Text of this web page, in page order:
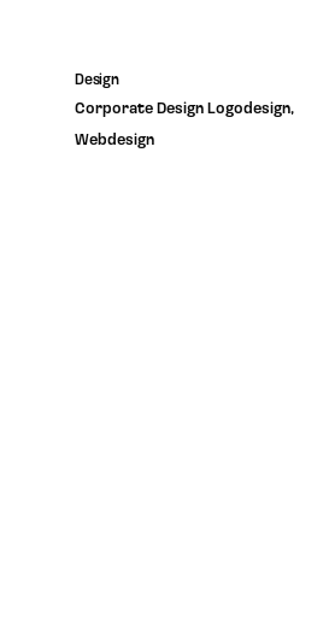
Design
Corporate Design Logodesign,
Webdesign